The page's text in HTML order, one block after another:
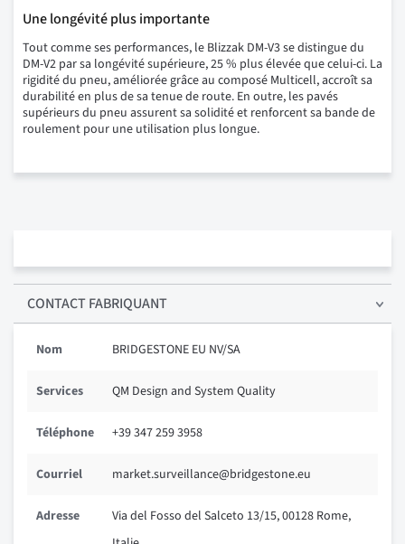
Une longévité plus importante
Tout comme ses performances, le Blizzak DM-V3 se distingue du
DM-V2 par sa longévité supérieure, 25 % plus élevée que celui-ci. La
rigidité du pneu, améliorée grâce au composé Multicell, accroît sa
durabilité en plus de sa tenue de route. En outre, les pavés
supérieurs du pneu assurent sa solidité et renforcent sa bande de
roulement pour une utilisation plus longue.
CONTACT FABRIQUANT
Nom BRIDGESTONE EU NV/SA
Services QM Design and System Quality
Téléphone +39 347 259 3958
Courriel market.surveillance@bridgestone.eu
Adresse
Via del Fosso del Salceto 13/15, 00128 Rome,